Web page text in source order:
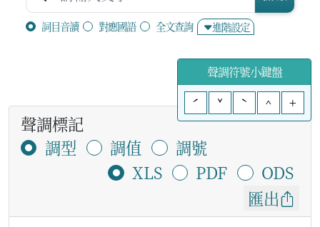
詞目音讀 對應國語 全文查詢 進階設定
聲調符號小鍵盤
ˊ
ˇ ˋ ^ +
聲調標記
調型
調值
調號
XLS
PDF
ODS
匯出